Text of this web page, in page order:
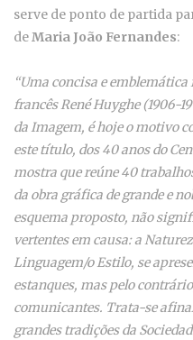
serve de ponto de partida
deMaria João Fernandes:
“Uma concisa e
francês René Huyghe (1906-
da Imagem, é hoje o motivo
este título, dos 40 anos do
mostra que reúne 40
da obra gráfica de grande e
esquema proposto, não
vertentes em causa: a
Linguagem/o Estilo, se
estanques, mas pelo
comunicantes. Trata-se
grandes tradições da